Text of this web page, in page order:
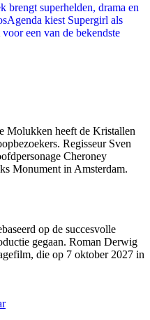
brengt superhelden, drama en
kiest Supergirl als
een van de bekendste
Molukken heeft de Kristallen
Regisseur Sven
Cheroney
Monument in Amsterdam.
op de succesvolle
gegaan. Roman Derwig
die op 7 oktober 2027 in